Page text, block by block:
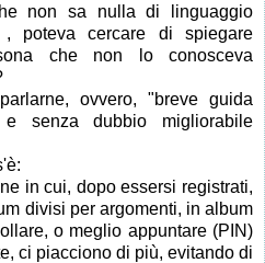
non sa nulla di linguaggio
, poteva cercare di spiegare
che non lo conosceva
ovvero, "breve guida
e senza dubbio migliorabile
in cui, dopo essersi registrati,
divisi per argomenti, in album
o meglio appuntare (PIN)
ci piacciono di più, evitando di